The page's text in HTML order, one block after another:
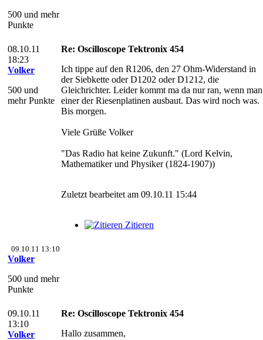
500 und mehr
Punkte
08.10.11
18:23
Volker
500 und
mehr Punkte
Re: Oscilloscope Tektronix 454
Ich tippe auf den R1206, den 27 Ohm-Widerstand in
der Siebkette oder D1202 oder D1212, die
Gleichrichter. Leider kommt ma da nur ran, wenn man
einer der Riesenplatinen ausbaut. Das wird noch was.
Bis morgen.
Viele Grüße Volker
"Das Radio hat keine Zukunft." (Lord Kelvin,
Mathematiker und Physiker (1824-1907))
Zuletzt bearbeitet am 09.10.11 15:44
Zitieren
09.10.11 13:10
Volker
500 und mehr
Punkte
09.10.11
13:10
Volker
Re: Oscilloscope Tektronix 454
Hallo zusammen,